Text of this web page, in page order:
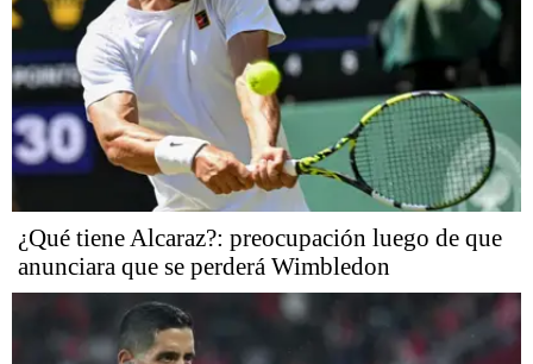
¿Qué tiene Alcaraz?: preocupación luego de que
anunciara que se perderá Wimbledon